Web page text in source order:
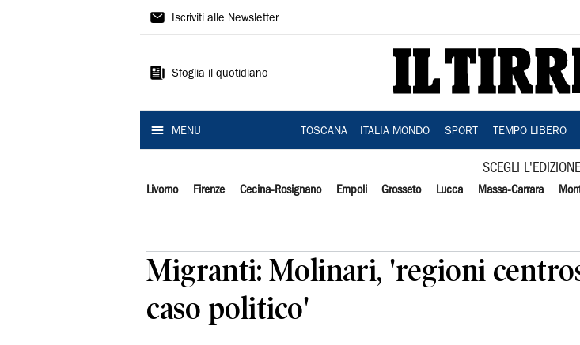
Il
Iscriviti alle Newsletter
Sfoglia il quotidiano
MENU TOSCANA ITALIA MONDO SPORT TEMPO LIBERO
SCEGLI L'EDIZIONE
Livorno Firenze Cecina-Rosignano Empoli Grosseto Lucca Massa-Carrara
Migranti: Molinari, 'regioni
caso politico'